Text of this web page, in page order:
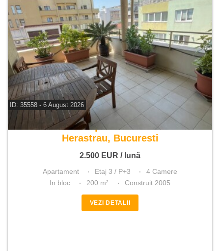
ID: 35558 - 6 August 2026
De inchiriat apartament 4 camere
Herastrau, Bucuresti
2.500 EUR / lună
Apartament Etaj 3 / P+3
4 Camere
In bloc
200 m² Construit 2005
VEZI DETALII